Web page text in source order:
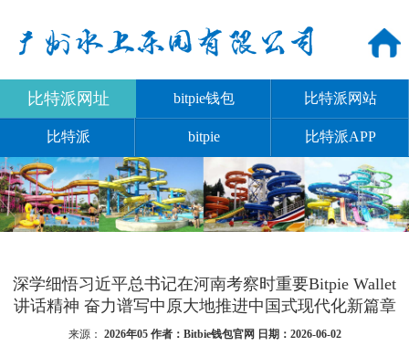
比特派网址 bitpie钱包 比特派网站
比特派 bitpie 比特派APP
深学细悟习近平总书记在河南考察时重要Bitpie Wallet
讲话精神 奋力谱写中原大地推进中国式现代化新篇章
来源： 2026年05 作者：Bitbie钱包官网 日期：2026-06-02